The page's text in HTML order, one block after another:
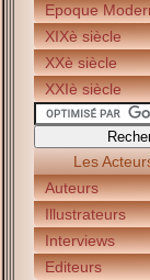
Epoque
XIXè siècle
XXè siècle
XXIè siècle
Les
Auteurs
Illustrateurs
Interviews
Editeurs